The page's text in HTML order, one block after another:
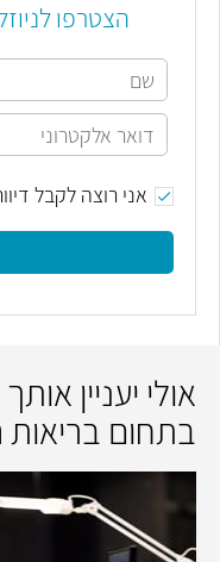
הצטרפו
אני רוצה לקבל
אולי יעניין
בתחום